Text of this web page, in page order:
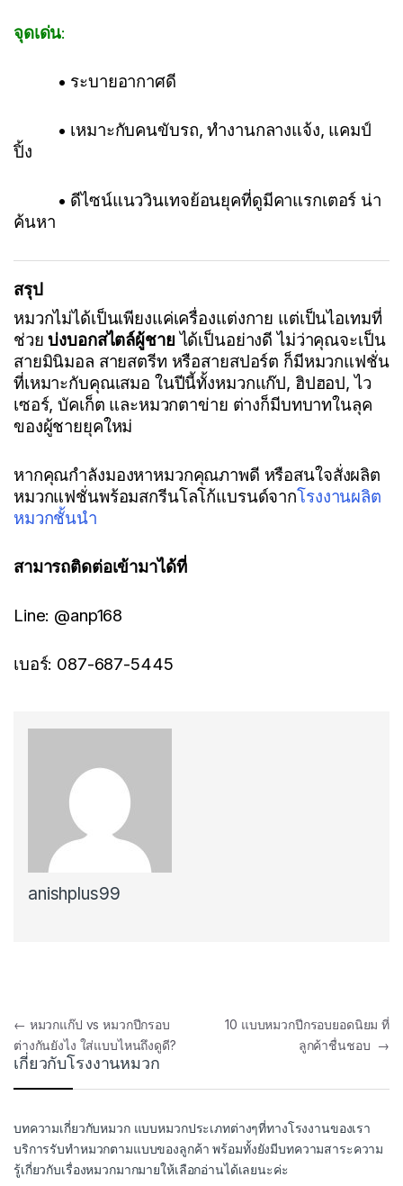
จุดเด่น:
• ระบายอากาศดี
• เหมาะกับคนขับรถ, ทำงานกลางแจ้ง, แคมป์
ปิ้ง
• ดีไซน์แนววินเทจย้อนยุคที่ดูมีคาแรกเตอร์ น่า
ค้นหา
สรุป
หมวกไม่ได้เป็นเพียงแค่เครื่องแต่งกาย แต่เป็นไอเทมที่
ช่วยบ่งบอกสไตล์ผู้ชาย ได้เป็นอย่างดี ไม่ว่าคุณจะเป็น
สายมินิมอล สายสตรีท หรือสายสปอร์ต ก็มีหมวกแฟชั่น
ที่เหมาะกับคุณเสมอ ในปีนี้ทั้งหมวกแก๊ป, ฮิปฮอป, ไว
เซอร์, บัคเก็ต และหมวกตาข่าย ต่างก็มีบทบาทในลุค
ของผู้ชายยุคใหม่
หากคุณกำลังมองหาหมวกคุณภาพดี หรือสนใจสั่งผลิต
หมวกแฟชั่นพร้อมสกรีนโลโก้แบรนด์จากโรงงานผลิต
หมวกชั้นนำ
สามารถติดต่อเข้ามาได้ที่
Line: @anp168
เบอร์: 087-687-5445
anishplus99
Post navigation
← หมวกแก๊ป vs หมวกปีกรอบ
ต่างกันยังไง ใส่แบบไหนถึงดูดี?
10 แบบหมวกปีกรอบยอดนิยม ที่
ลูกค้าชื่นชอบ →
เกี่ยวกับโรงงานหมวก
บทความเกี่ยวกับหมวก แบบหมวกประเภทต่างๆที่ทางโรงงานของเรา
บริการรับทำหมวกตามแบบของลูกค้า พร้อมทั้งยังมีบทความสาระความ
รู้เกี่ยวกับเรื่องหมวกมากมายให้เลือกอ่านได้เลยนะค่ะ